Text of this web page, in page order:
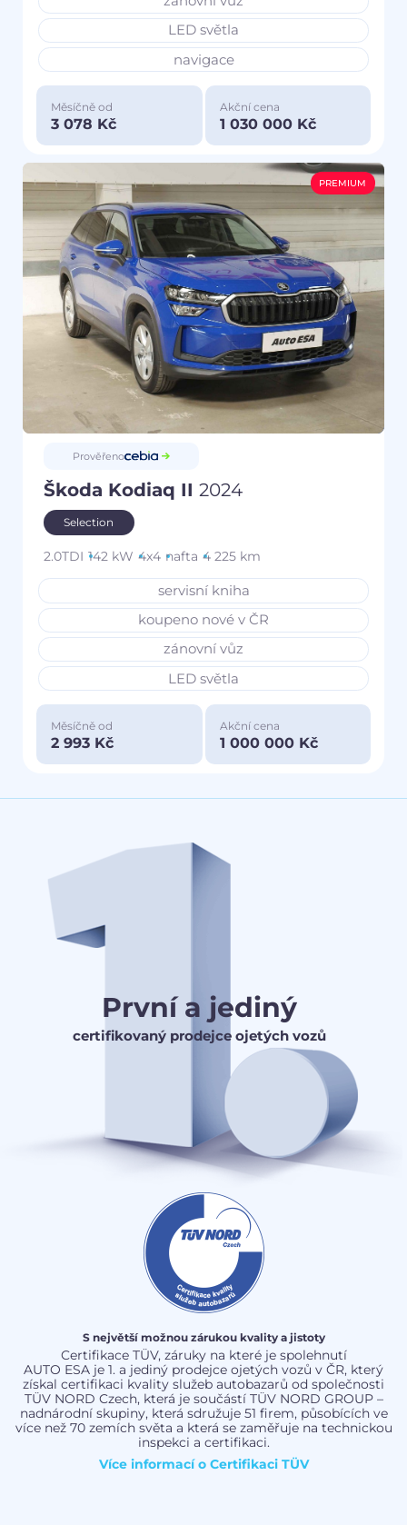
LED světla
navigace
Měsíčně od
3 078 Kč
Akční cena
1 030 000 Kč
PREMIUM
Prověřeno
Škoda Kodiaq II 2024
Selection
2.0TDI 142 kW 4x4 nafta 4 225 km
servisní kniha
koupeno nové v ČR
zánovní vůz
LED světla
Měsíčně od
2 993 Kč
Akční cena
1 000 000 Kč
První a jediný
certifikovaný prodejce ojetých vozů
S největší možnou zárukou kvality a jistoty
Certifikace TÜV, záruky na které je spolehnutí
AUTO ESA je 1. a jediný prodejce ojetých vozů v ČR, který
získal certifikaci kvality služeb autobazarů od společnosti
TÜV NORD Czech, která je součástí TÜV NORD GROUP –
nadnárodní skupiny, která sdružuje 51 firem, působících ve
více než 70 zemích světa a která se zaměřuje na technickou
inspekci a certifikaci.
Více informací o Certifikaci TÜV